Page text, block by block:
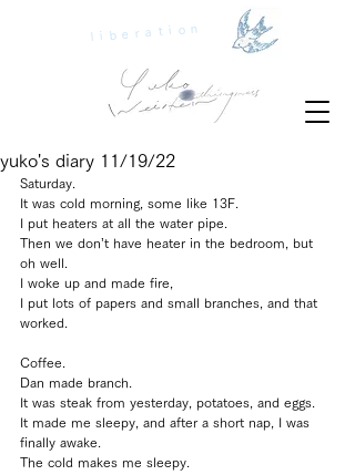
liberation
yuko's diary 11/19/22
Saturday.
It was cold morning, some like 13F.
I put heaters at all the water pipe.
Then we don’t have heater in the bedroom, but
oh well.
I woke up and made fire,
I put lots of papers and small branches, and that
worked.
Coffee.
Dan made branch.
It was steak from yesterday, potatoes, and eggs.
It made me sleepy, and after a short nap, I was
finally awake.
The cold makes me sleepy.